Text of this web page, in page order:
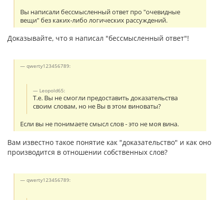
Вы написали бессмысленный ответ про "очевидные
вещи" без каких-либо логических рассуждений.
Доказывайте, что я написал "бессмысленный ответ"!
qwerty123456789:
Leopold65:
Т.е. Вы не смогли предоставить доказательства
своим словам, но не Вы в этом виноваты?
Если вы не понимаете смысл слов - это не моя вина.
Вам известно такое понятие как "доказательство" и как оно
производится в отношении собственных слов?
qwerty123456789: